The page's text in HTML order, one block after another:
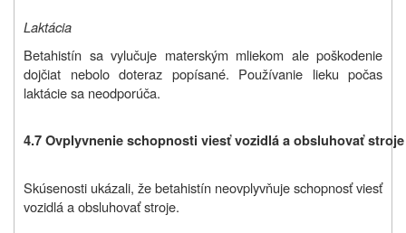
Laktácia
Betahistín sa vylučuje materským mliekom ale poškodenie
dojčiat nebolo doteraz popísané. Používanie lieku počas
laktácie sa neodporúča.
4.7 Ovplyvnenie schopnosti viesť vozidlá a obsluhovať stroje
Skúsenosti ukázali, že betahistín neovplyvňuje schopnosť viesť
vozidlá a obsluhovať stroje.